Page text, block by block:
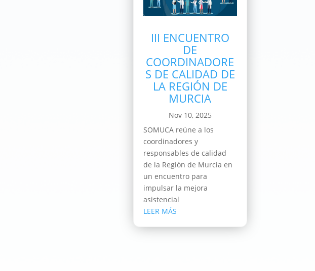
III ENCUENTRO
DE
COORDINADORE
S DE CALIDAD DE
LA REGIÓN DE
MURCIA
Nov 10, 2025
SOMUCA reúne a los
coordinadores y
responsables de calidad
de la Región de Murcia en
un encuentro para
impulsar la mejora
asistencial
LEER MÁS